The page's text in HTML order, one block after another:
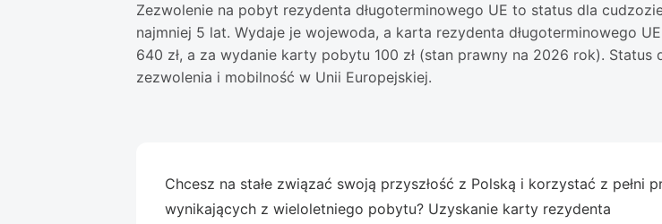
Zezwolenie na pobyt rezydenta długoterminowego UE to status dla
najmniej 5 lat. Wydaje je wojewoda, a karta rezydenta długoterminowego
640 zł, a za wydanie karty pobytu 100 zł (stan prawny na 2026 rok).
zezwolenia i mobilność w Unii Europejskiej.
Chcesz na stałe związać swoją przyszłość z Polską i korzystać z pełni
wynikających z wieloletniego pobytu? Uzyskanie karty rezydenta